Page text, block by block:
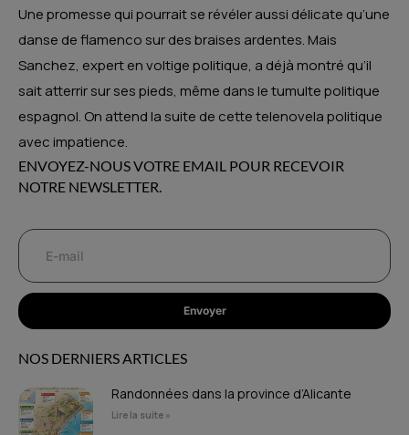
Une promesse qui pourrait se révéler aussi délicate qu’une
danse de flamenco sur des braises ardentes. Mais
Sanchez, expert en voltige politique, a déjà montré qu’il
sait atterrir sur ses pieds, même dans le tumulte politique
espagnol. On attend la suite de cette telenovela politique
avec impatience.
ENVOYEZ-NOUS VOTRE EMAIL POUR RECEVOIR
NOTRE NEWSLETTER.
Envoyer
NOS DERNIERS ARTICLES
Randonnées dans la province d’Alicante
Lire la suite »